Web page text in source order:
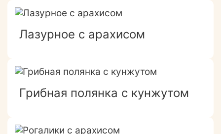
Лазурное с арахисом
Грибная полянка с кунжутом